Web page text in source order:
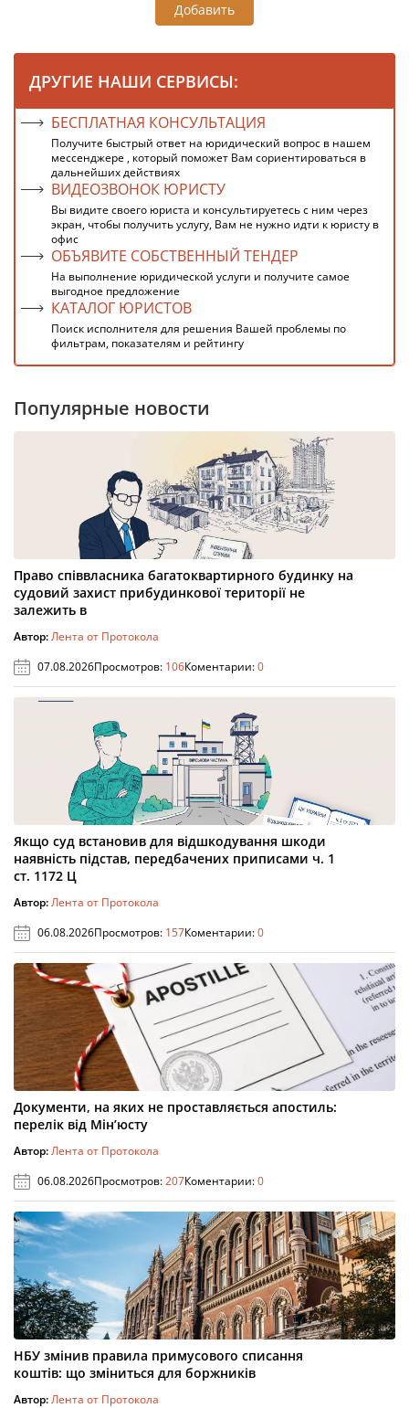
Добавить
ДРУГИЕ НАШИ СЕРВИСЫ:
БЕСПЛАТНАЯ КОНСУЛЬТАЦИЯ
Получите быстрый ответ на юридический вопрос в нашем
мессенджере , который поможет Вам сориентироваться в
дальнейших действиях
ВИДЕОЗВОНОК ЮРИСТУ
Вы видите своего юриста и консультируетесь с ним через
экран, чтобы получить услугу, Вам не нужно идти к юристу в
офис
ОБЪЯВИТЕ СОБСТВЕННЫЙ ТЕНДЕР
На выполнение юридической услуги и получите самое
выгодное предложение
КАТАЛОГ ЮРИСТОВ
Поиск исполнителя для решения Вашей проблемы по
фильтрам, показателям и рейтингу
Популярные новости
Право співвласника багатоквартирного будинку на
судовий захист прибудинкової території не
залежить в
Автор:Лента от Протокола
07.08.2026Просмотров: 106Коментарии:0
Якщо суд встановив для відшкодування шкоди
наявність підстав, передбачених приписами ч. 1
ст. 1172 Ц
Автор:Лента от Протокола
06.08.2026Просмотров: 157Коментарии:0
Документи, на яких не проставляється апостиль:
перелік від Мін’юсту
Автор:Лента от Протокола
06.08.2026Просмотров:207Коментарии:0
НБУ змінив правила примусового списання
коштів: що зміниться для боржників
Автор:Лента от Протокола